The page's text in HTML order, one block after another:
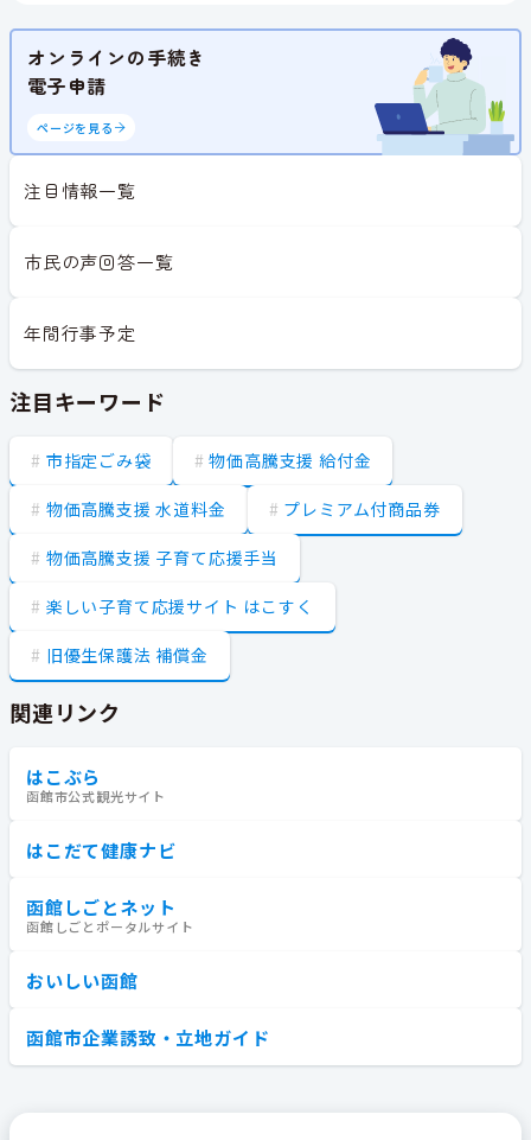
オンラインの手続き
電子申請
ページを見る
注目情報一覧
市民の声回答一覧
年間行事予定
注目キーワード
市指定ごみ袋 物価高騰支援 給付金
物価高騰支援 水道料金 プレミアム付商品券
物価高騰支援 子育て応援手当
楽しい子育て応援サイト はこすく
旧優生保護法 補償金
関連リンク
はこぶら
函館市公式観光サイト
はこだて健康ナビ
函館しごとネット
函館しごとポータルサイト
おいしい函館
函館市企業誘致・立地ガイド